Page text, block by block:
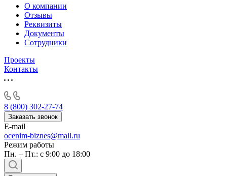
О компании
Отзывы
Реквизиты
Документы
Сотрудники
Проекты
Контакты
8 (800) 302-27-74
Заказать звонок
E-mail
ocenim-biznes@mail.ru
Режим работы
Пн. – Пт.: с 9:00 до 18:00